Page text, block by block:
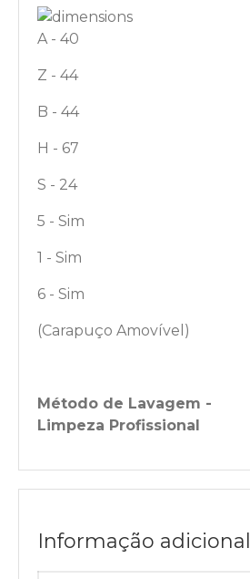
A - 40
Z - 44
B - 44
H - 67
S - 24
5 - Sim
1 - Sim
6 - Sim
(Carapuço Amovível)
Método de Lavagem -
Limpeza Profissional
Informação adicional